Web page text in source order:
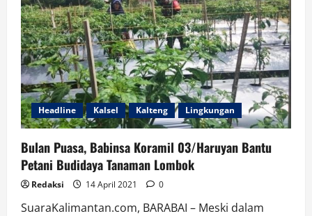
Budidayakan
Ikan,
Tanaman
Sayur
Dan
Pelihara
Ayam
Potong
Headline Kalsel Kalteng Lingkungan
Bulan Puasa, Babinsa Koramil 03/Haruyan Bantu
Petani Budidaya Tanaman Lombok
Redaksi 14 April 2021 0
SuaraKalimantan.com, BARABAI – Meski dalam